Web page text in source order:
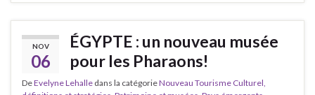
NOV
06
ÉGYPTE : un nouveau musée
pour les Pharaons!
DeEvelyne Lehalle dans la catégorieNouveau Tourisme Culturel,